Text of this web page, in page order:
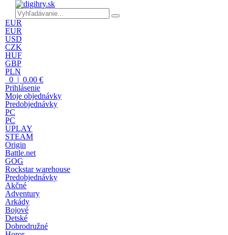
EUR
EUR
USD
CZK
HUF
GBP
PLN
0 | 0.00 €
Prihlásenie
Moje objednávky
Predobjednávky
PC
PC
UPLAY
STEAM
Origin
Battle.net
GOG
Rockstar warehouse
Predobjednávky
Akčné
Adventury
Arkády
Bojové
Detské
Dobrodružné